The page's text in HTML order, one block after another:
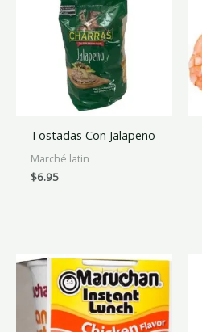
Tostadas Con Jalapeño
Marché latin
$6.95